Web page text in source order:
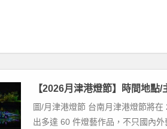
【2026月津港燈節】時間地點
圖/月津港燈節 台南月津港燈節將
出多達 60 件燈藝作品，不只國內